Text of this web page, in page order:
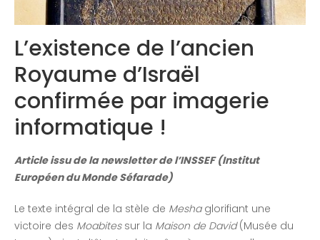
L’existence de l’ancien
Royaume d’Israël
confirmée par imagerie
informatique !
Article issu de la newsletter de l’INSSEF (Institut
Européen du Monde Séfarade)
Le texte intégral de la stèle de Meshaglorifiant une
victoire des Moabitessur la Maison de David(Musée du